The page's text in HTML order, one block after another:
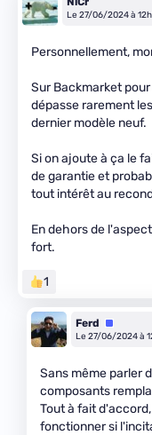
Le 27/06/2024 à
Personnellement,
Sur Backmarket
dépasse rarement
dernier modèle neuf.
Si on ajoute à ça le
de garantie et
tout intérêt au
En dehors de
fort.
1
Ferd
Équipe
Le 27/06/2024 à
Sans même parler
composants
Tout à fait
fonctionner si